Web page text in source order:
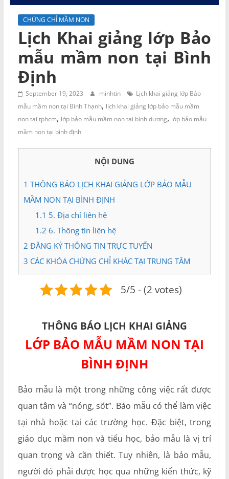
và
Tư
vấn
Miền
Nam
CHỨNG CHỈ MẦM NON
Lịch Khai giảng lớp Bảo
mẫu mầm non tại Bình
Định
September 19, 2023 minhtin
Lịch khai giảng lớp Bảo
mẫu mầm non tại Bình Thạnh, lịch khai giảng lớp bảo mẫu mầm
non tại tphcm, lớp bảo mẫu mầm non tại bình dương, lớp bảo mẫu
mầm non tại bình định
NỘI DUNG
1 THÔNG BÁO LỊCH KHAI GIẢNG LỚP BẢO MẪU
MẦM NON TẠI BÌNH ĐỊNH
1.1 5. Địa chỉ liên hệ
1.2 6. Thông tin liên hệ
2 ĐĂNG KÝ THÔNG TIN TRỰC TUYẾN
3 CÁC KHÓA CHỨNG CHỈ KHÁC TẠI TRUNG TÂM
5/5 - (2 votes)
THÔNG BÁO LỊCH KHAI GIẢNG
LỚP BẢO MẪU MẦM NON TẠI
BÌNH ĐỊNH
Bảo mẫu là một trong những công việc rất được
quan tâm và “nóng, sốt”. Bảo mẫu có thể làm việc
tại nhà hoặc tại các trường học. Đặc biệt, trong
giáo dục mầm non và tiểu học, bảo mẫu là vị trí
quan trọng và cần thiết. Tuy nhiên, là bảo mẫu,
người đó phải được học qua những kiến thức, kỹ